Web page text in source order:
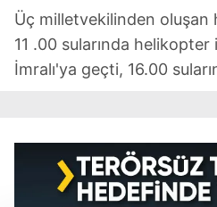
Üç milletvekilinden
11 .00 sularında
İmralı'ya geçti, 16.00